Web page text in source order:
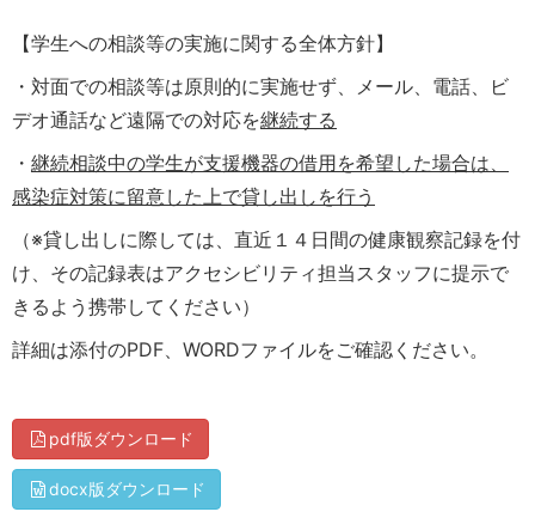
【学生への相談等の実施に関する全体方針】
・対面での相談等は原則的に実施せず、メール、電話、ビ
デオ通話など遠隔での対応を継続する
・ 継続相談中の学生が支援機器の借用を希望した場合は、
感染症対策に留意した上で貸し出しを行う
（※貸し出しに際しては、直近１４日間の健康観察記録を付
け、その記録表はアクセシビリティ担当スタッフに提示で
きるよう携帯してください）
詳細は添付のPDF、WORDファイルをご確認ください。
pdf版ダウンロード
docx版ダウンロード